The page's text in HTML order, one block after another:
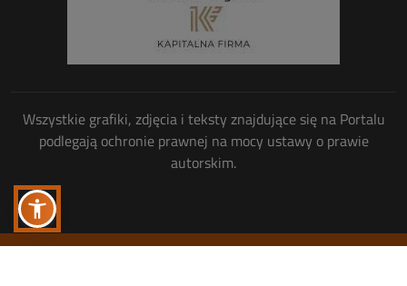
Wszystkie grafiki, zdjęcia i teksty znajdujące się na Portalu
podlegają ochronie prawnej na mocy ustawy o prawie
autorskim.